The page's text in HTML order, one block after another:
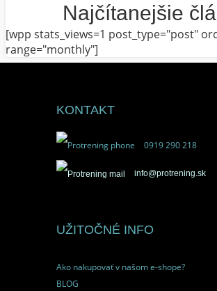
Najčítanejšie
[wpp stats_views=1 post_type="post"
range="monthly"]
KONTAKT
0919 290 218
info@protrening.sk
UŽITOČNÉ INFO
Ako nakupovať v našom e-shope?
BLOG